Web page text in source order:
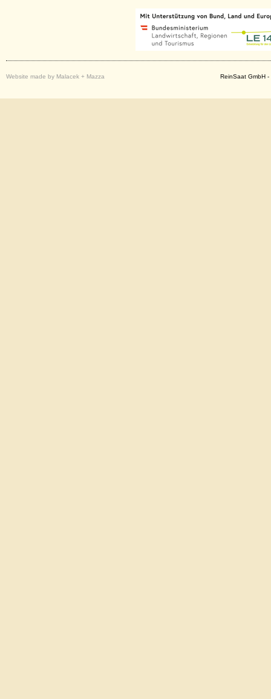
Website made by Malacek + Mazza ReinSaat GmbH